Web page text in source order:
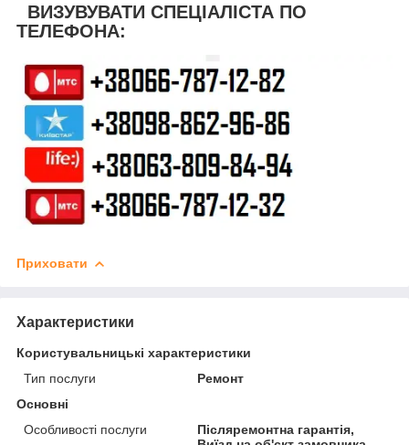
ВИЗУВУВАТИ СПЕЦІАЛІСТА ПО
ТЕЛЕФОНА:
Приховати
Характеристики
Користувальницькі характеристики
Тип послуги
Ремонт
Основні
Особливості послуги
Післяремонтна гарантія,